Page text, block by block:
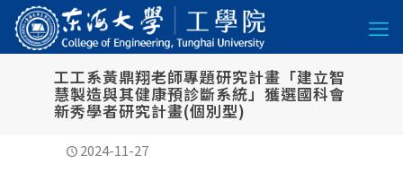
工工系黃鼎翔老師專題研究計畫「建立智
慧製造與其健康預診斷系統」獲選國科會
新秀學者研究計畫(個別型)
2024-11-27